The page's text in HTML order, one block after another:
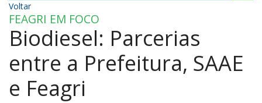
Voltar
FEAGRI EM FOCO
Biodiesel: Parcerias
entre a Prefeitura, SAAE
e Feagri